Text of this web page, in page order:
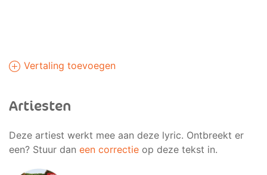
Vertaling toevoegen
Artiesten
Deze artiest werkt mee aan deze lyric. Ontbreekt er
een? Stuur dan een correctie op deze tekst in.